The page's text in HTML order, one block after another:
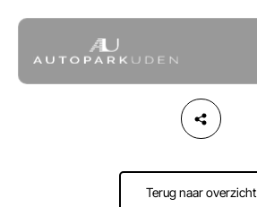
Aanbod
Terug naar overzicht